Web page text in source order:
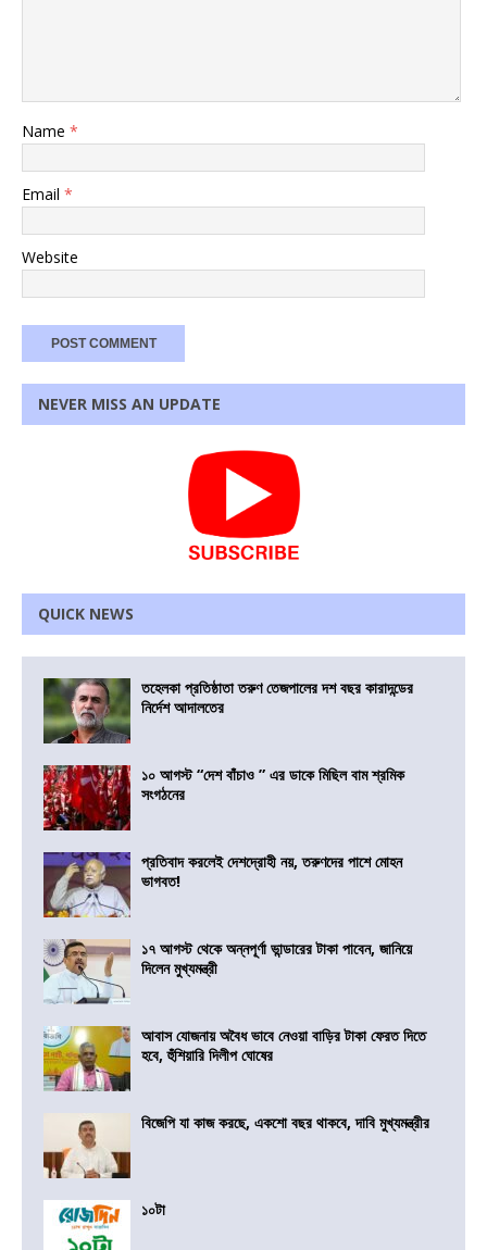
Name *
Email *
Website
NEVER MISS AN UPDATE
QUICK NEWS
তহেলকা প্রতিষ্ঠাতা তরুণ তেজপালের দশ বছর কারাদন্ডের
নির্দেশ আদালতের
১০ আগস্ট “দেশ বাঁচাও ” এর ডাকে মিছিল বাম শ্রমিক
সংগঠনের
প্রতিবাদ করলেই দেশদ্রোহী নয়, তরুণদের পাশে মোহন
ভাগবত!
১৭ আগস্ট থেকে অন্নপূর্ণা ভান্ডারের টাকা পাবেন, জানিয়ে
দিলেন মুখ্যমন্ত্রী
আবাস যোজনায় অবৈধ ভাবে নেওয়া বাড়ির টাকা ফেরত দিতে
হবে, হুঁশিয়ারি দিলীপ ঘোষের
বিজেপি যা কাজ করছে, একশো বছর থাকবে, দাবি মুখ্যমন্ত্রীর
১০টা